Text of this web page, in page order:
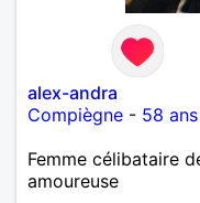
alex-andra
Compiègne - 58 ans
Femme célibataire
amoureuse